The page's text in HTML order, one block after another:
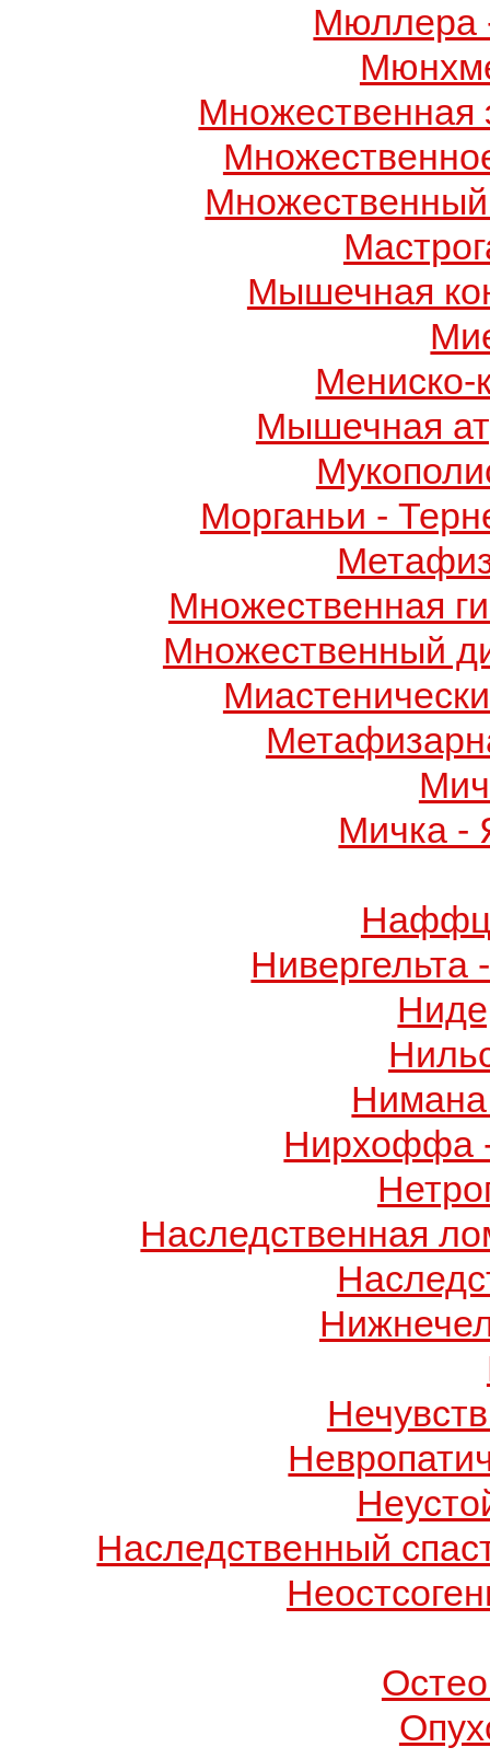
Мюллера
Множественная
Мышечная
Мениско-
Мышечная
Морганьи -
Множественная
Множественный
Мичка -
Нимана
Нирхоффа
Наследственная
Наследственный